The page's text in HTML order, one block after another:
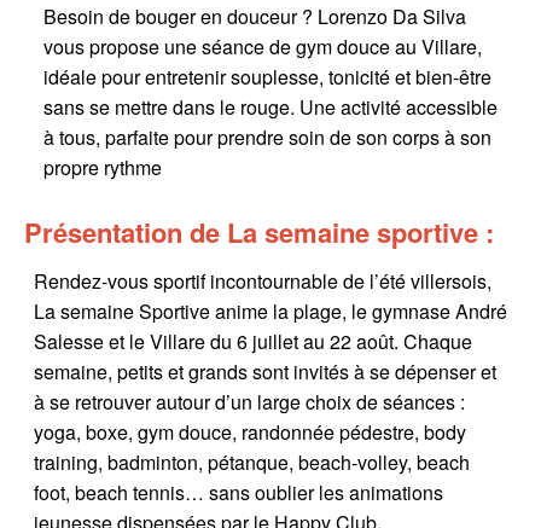
Besoin de bouger en douceur ? Lorenzo Da Silva
vous propose une séance de gym douce au Villare,
idéale pour entretenir souplesse, tonicité et bien-être
sans se mettre dans le rouge. Une activité accessible
à tous, parfaite pour prendre soin de son corps à son
propre rythme
Présentation de La semaine sportive :
Rendez-vous sportif incontournable de l’été villersois,
La semaine Sportive anime la plage, le gymnase André
Salesse et le Villare du 6 juillet au 22 août. Chaque
semaine, petits et grands sont invités à se dépenser et
à se retrouver autour d’un large choix de séances :
yoga, boxe, gym douce, randonnée pédestre, body
training, badminton, pétanque, beach-volley, beach
foot, beach tennis… sans oublier les animations
jeunesse dispensées par le Happy Club.